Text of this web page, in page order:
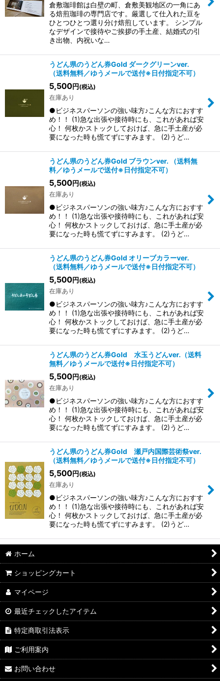
倉敷珈琲館は白壁の町、倉敷美観地区の一角にあ
る焙煎珈琲の専門店です。厳選して仕入れた豆を
ひとつひとつ選り分け焙煎しています。 シンプル
なデザインで接待やご挨拶の手土産、結婚式の引
き出物、内祝いな…
うどん県のうどん券Gold ダークグリーンver.
（送料無料／ゆうメールで送付※日付指定不可）
5,500円 (税込)
在庫あり
●ビジネスパーソンの強い味方♪こんな方におすす
め！！ (1)急な出張や接待時にも、これがあれば安
心！ 何枚かストックしておけば、急に手土産が必
要になった時も慌てずにすみます。 (2)うど…
うどん県のうどん券Gold ブラウンver. （送料無
料／ゆうメールで送付※日付指定不可）
5,500円 (税込)
在庫あり
●ビジネスパーソンの強い味方♪こんな方におすす
め！！ (1)急な出張や接待時にも、これがあれば安
心！ 何枚かストックしておけば、急に手土産が必
要になった時も慌てずにすみます。 (2)うど…
うどん県のうどん券Gold オリーブカラーver.
（送料無料／ゆうメールで送付※日付指定不可）
5,500円 (税込)
在庫あり
●ビジネスパーソンの強い味方♪こんな方におすす
め！！ (1)急な出張や接待時にも、これがあれば安
心！ 何枚かストックしておけば、急に手土産が必
要になった時も慌てずにすみます。 (2)うど…
うどん県のうどん券Gold 水玉うどんver.（送料
無料／ゆうメールで送付※日付指定不可）
5,500円 (税込)
在庫あり
●ビジネスパーソンの強い味方♪こんな方におすす
め！！ (1)急な出張や接待時にも、これがあれば安
心！ 何枚かストックしておけば、急に手土産が必
要になった時も慌てずにすみます。 (2)うど…
うどん県のうどん券Gold 瀬戸内国際芸術祭ver.
（送料無料／ゆうメールで送付※日付指定不可）
5,500円 (税込)
在庫あり
●ビジネスパーソンの強い味方♪こんな方におすす
め！！ (1)急な出張や接待時にも、これがあれば安
心！ 何枚かストックしておけば、急に手土産が必
要になった時も慌てずにすみます。 (2)うど…
ホーム
ショッピングカート
マイページ
最近チェックしたアイテム
特定商取引法表示
ご利用案内
お問い合わせ